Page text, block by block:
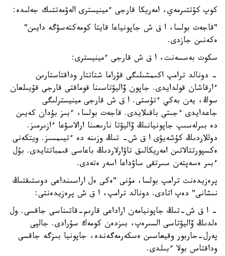
كوپ كۇتتىرمەي، امەريكا قارجى ءمينيسترى الەۋمەتتىك جەلىدە:
"قاجەت بولسا، ا ق ش جاپونياعا قايتا كومەكتەسۋگە دايىن"
ەكەنىن جازدى.
سكوت بەسسەنت، ا ق ش قارجى ءمينيسترى:
- دونالد ترامپ اكىمشىلىگى قۇراما شتاتتار وداقتاستارىن
ءارقاشان قولدايدى. جاپون ۆاليۋتاسىنا قوماقتى قارجى قۇيىلعان
سوڭ، يەن بەكي ءتۇستى. ا ق ش قارجى مينيسترلىگى
جاعدايدى ءجىتى باقىلايدى. قاجەت بولسا، ءبىز بۇدان كەيىن
دە بىرلەسىپ جاپونيانىڭ ۆاليۋتا نارىعىنا ارالاسۋعا ءازىرمىز.
دوللاردىڭ كۇشەيۋى ا ق ش- تىڭ وزىنە دە ءتيىمسىز. ويتكەنى
ەكسپورتتالاتىن امەريكالىق تاۋارلاردىڭ باعاسى قىمباتتايدى. بۇل
ءبىر ەسەپتەن سىرتقى ساۋداعا اسەر ەتەدى.
پرەزيدەنت ترامپ بولسا، مۇنى "ەكى ەل اراسىنداعى دوستىقتىڭ
نىشانى" دەپ اتادى. دونالد ترامپ، ا ق ش پرەزيدەنتى:
- ا ق ش-تىڭ جاپونيامەن اراداعى قارىم-قاتىناسى جاقسى. ول
ەلدىڭ ۆاليۋتاسى السىرەپ، بىزدەن كومەك سۇرادى. جالپى
پەرل-حاربور وقيعاسىن ەسكەرمەگەندە، جاپونيا بىزگە جاقسى
وداقتاس بولا ءبىلدى.